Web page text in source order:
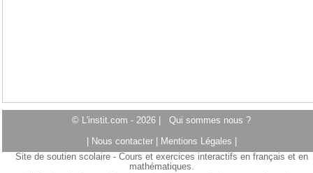
© L'instit.com - 2026 | Qui sommes nous ?
Nous contacter Mentions Légales
Site de soutien scolaire - Cours et exercices interactifs en français et en
mathématiques.